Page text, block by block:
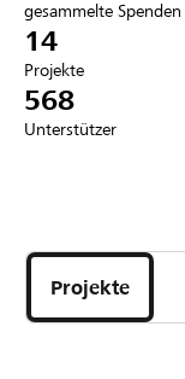
Anmelden
DE FR IT
gesammelte Spenden
14
Projekte
568
Unterstützer
Projekte
und
Organisationen
Projekte